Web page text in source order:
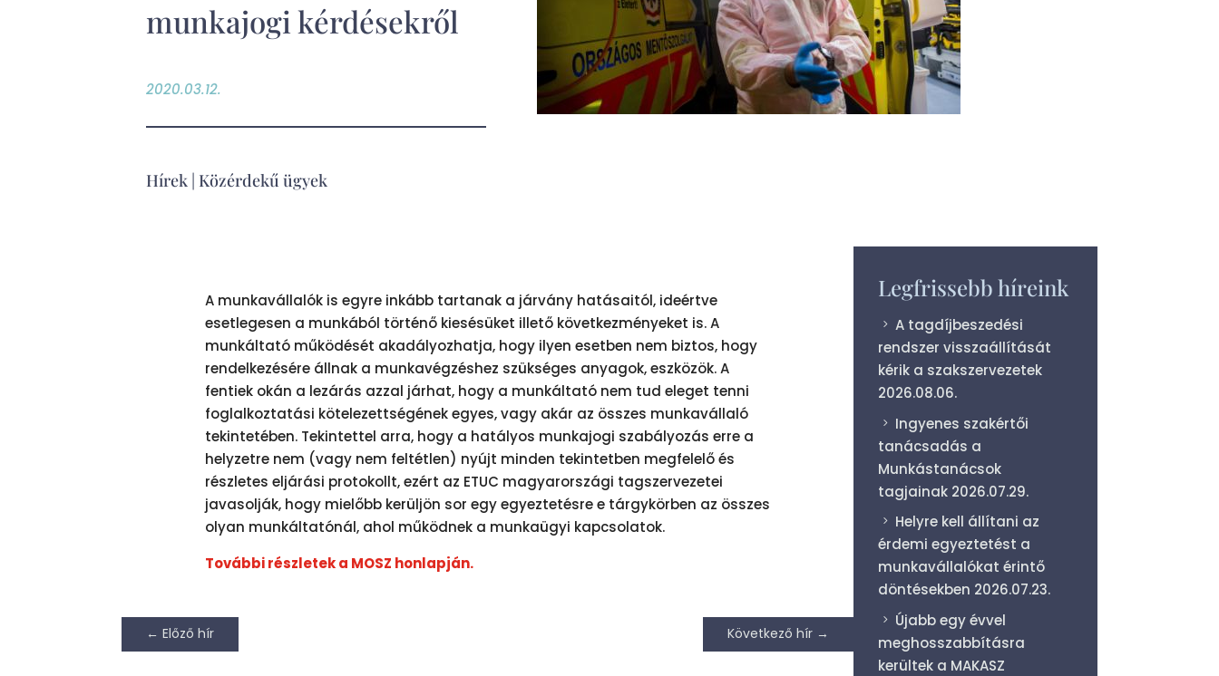
munkajogi kérdésekről
2020.03.12.
Hírek Közérdekű ügyek
A munkavállalók is egyre inkább tartanak a járvány hatásaitól, ideértve
esetlegesen a munkából történő kiesésüket illető következményeket is. A
munkáltató működését akadályozhatja, hogy ilyen esetben nem biztos, hogy
rendelkezésére állnak a munkavégzéshez szükséges anyagok, eszközök. A
fentiek okán a lezárás azzal járhat, hogy a munkáltató nem tud eleget tenni
foglalkoztatási kötelezettségének egyes, vagy akár az összes munkavállaló
tekintetében. Tekintettel arra, hogy a hatályos munkajogi szabályozás erre a
helyzetre nem (vagy nem feltétlen) nyújt minden tekintetben megfelelő és
részletes eljárási protokollt, ezért az ETUC magyarországi tagszervezetei
javasolják, hogy mielőbb kerüljön sor egy egyeztetésre e tárgykörben az összes
olyan munkáltatónál, ahol működnek a munkaügyi kapcsolatok.
További részletek a MOSZ honlapján.
←Előző hír Következő hír→
Legfrissebb híreink
A tagdíjbeszedési
rendszer visszaállítását
kérik a szakszervezetek
2026.08.06.
Ingyenes szakértői
tanácsadás a
Munkástanácsok
tagjainak 2026.07.29.
Helyre kell állítani az
érdemi egyeztetést a
munkavállalókat érintő
döntésekben 2026.07.23.
Újabb egy évvel
meghosszabbításra
kerültek a MAKASZ